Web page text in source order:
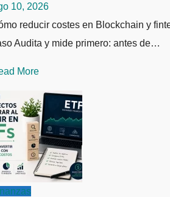
10, 2026
reducir costes en Blockchain y
Audita y mide primero: antes de…
More